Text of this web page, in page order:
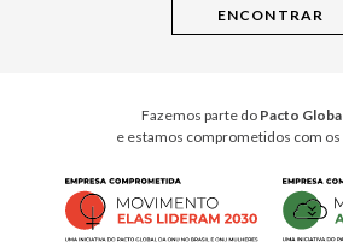
Fazemos parte do Pacto
e estamos comprometidos com